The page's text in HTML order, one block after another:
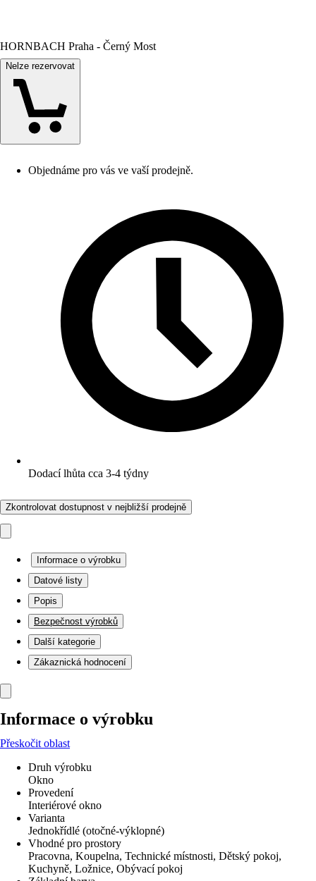
HORNBACH Praha - Černý Most
Nelze rezervovat
Objednáme pro vás ve vaší prodejně.
Dodací lhůta cca 3-4 týdny
Zkontrolovat dostupnost v nejbližší prodejně
Informace o výrobku
Datové listy
Popis
Bezpečnost výrobků
Další kategorie
Zákaznická hodnocení
Informace o výrobku
Přeskočit oblast
Druh výrobku
Okno
Provedení
Interiérové okno
Varianta
Jednokřídlé (otočné-výklopné)
Vhodné pro prostory
Pracovna, Koupelna, Technické místnosti, Dětský pokoj,
Kuchyně, Ložnice, Obývací pokoj